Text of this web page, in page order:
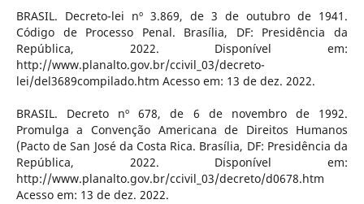
BRASIL. Decreto-lei nº 3.869, de 3 de outubro de 1941.
Código de Processo Penal. Brasília, DF: Presidência da
República, 2022. Disponível em:
http://www.planalto.gov.br/ccivil_03/decreto-
lei/del3689compilado.htm Acesso em: 13 de dez. 2022.
BRASIL. Decreto nº 678, de 6 de novembro de 1992.
Promulga a Convenção Americana de Direitos Humanos
(Pacto de San José da Costa Rica. Brasília, DF: Presidência da
República, 2022. Disponível em:
http://www.planalto.gov.br/ccivil_03/decreto/d0678.htm
Acesso em: 13 de dez. 2022.